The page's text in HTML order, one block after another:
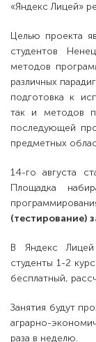
«Яндекс Лицей»
Целью проекта
студентов
методов
различных
подготовка к
так и методов
последующей
предметных
14-го августа
Площадка
(тестирование)
В Яндекс
студенты 1-2
бесплатный,
Занятия будут
аграрно-
раза в неделю.